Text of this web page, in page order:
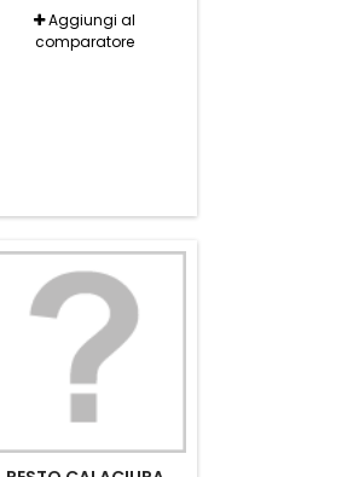
Aggiungi al
comparatore